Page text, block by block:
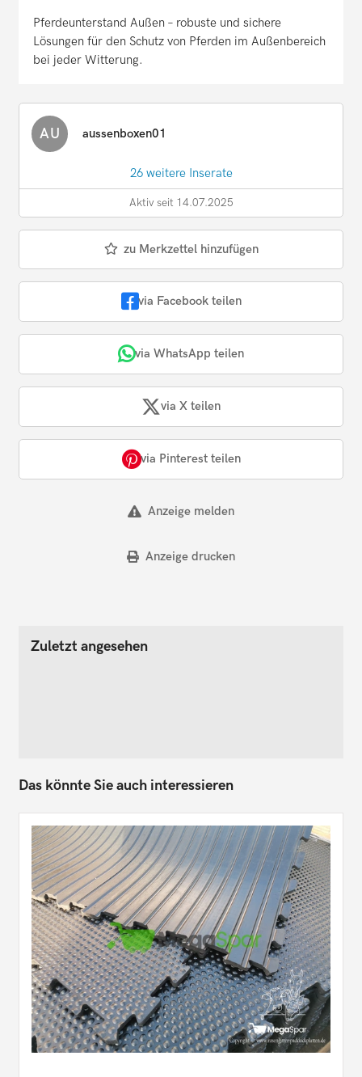
Pferdeunterstand Außen – robuste und sichere
Lösungen für den Schutz von Pferden im Außenbereich
bei jeder Witterung.
AU aussenboxen01
26 weitere Inserate
Aktiv seit 14.07.2025
zu Merkzettel hinzufügen
via Facebook teilen
via WhatsApp teilen
via X teilen
via Pinterest teilen
Anzeige melden
Anzeige drucken
Zuletzt angesehen
Das könnte Sie auch interessieren